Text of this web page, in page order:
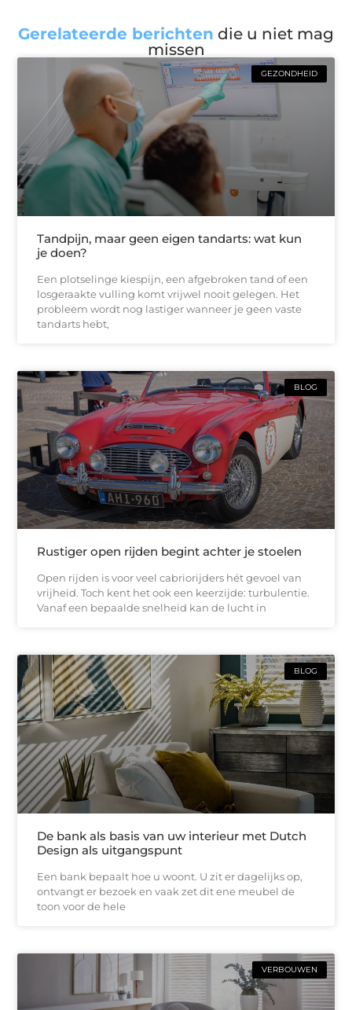
Gerelateerde berichten die u niet mag
missen
GEZONDHEID
Tandpijn, maar geen eigen tandarts: wat kun
je doen?
Een plotselinge kiespijn, een afgebroken tand of een
losgeraakte vulling komt vrijwel nooit gelegen. Het
probleem wordt nog lastiger wanneer je geen vaste
tandarts hebt,
BLOG
Rustiger open rijden begint achter je stoelen
Open rijden is voor veel cabriorijders hét gevoel van
vrijheid. Toch kent het ook een keerzijde: turbulentie.
Vanaf een bepaalde snelheid kan de lucht in
BLOG
De bank als basis van uw interieur met Dutch
Design als uitgangspunt
Een bank bepaalt hoe u woont. U zit er dagelijks op,
ontvangt er bezoek en vaak zet dit ene meubel de
toon voor de hele
VERBOUWEN